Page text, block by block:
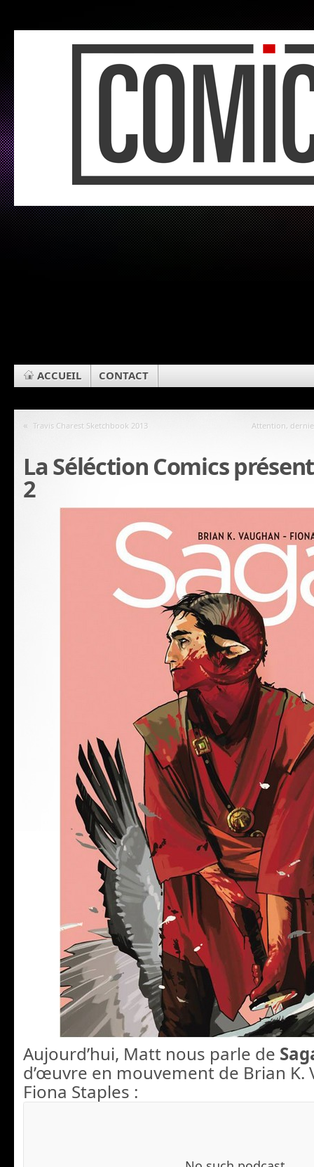
ACCUEIL CONTACT
« Travis Charest Sketchbook 2013 Attention,
La Séléction Comics
2
Aujourd’hui, Matt nous parle de
d’œuvre en mouvement de Brian K.
Fiona Staples :